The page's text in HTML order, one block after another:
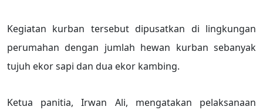
Kegiatan kurban tersebut dipusatkan di lingkungan
perumahan dengan jumlah hewan kurban sebanyak
tujuh ekor sapi dan dua ekor kambing.
Ketua panitia, Irwan Ali, mengatakan pelaksanaan